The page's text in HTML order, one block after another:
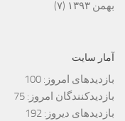
بهمن ۱۳۹۳
(۷)
آمار سایت
بازدیدهای امروز: 100
بازدیدکنندگان امروز: 75
بازدیدهای دیروز: 192